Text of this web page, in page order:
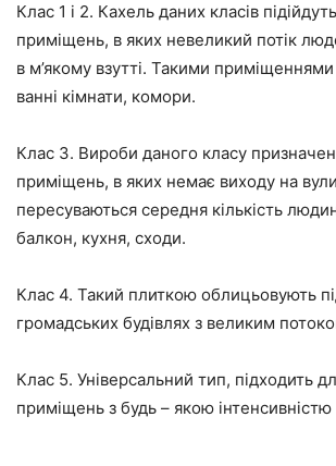
Клас 1 і 2. Кахель даних класів
приміщень, в яких невеликий потік
в м’якому взутті. Такими
ванні кімнати, комори.
Клас 3. Вироби даного класу
приміщень, в яких немає виходу на
пересуваються середня кількість
балкон, кухня, сходи.
Клас 4. Такий плиткою облицьовують
громадських будівлях з великим
Клас 5. Універсальний тип, підходить
приміщень з будь – якою